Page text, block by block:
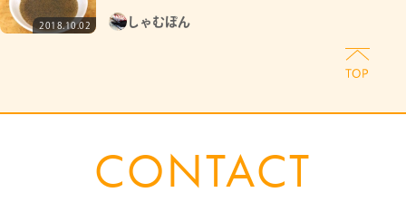
2018.10.02 しゃむぽん
CONTACT